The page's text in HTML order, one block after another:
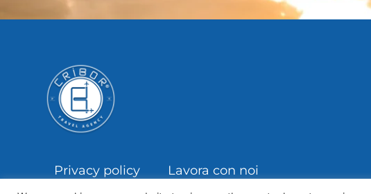
Privacy policy Lavora con noi